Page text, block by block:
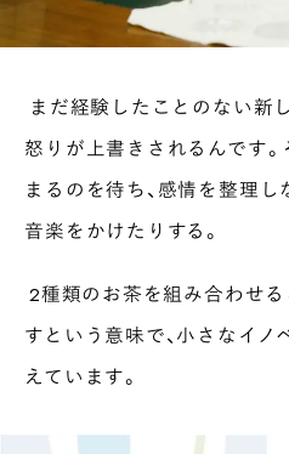
まだ経験したことのない新
怒りが上書きされるんです
まるのを待ち、感情を整理
音楽をかけたりする。
2種類のお茶を組み合わせる
すという意味で、小さなイ
えています。